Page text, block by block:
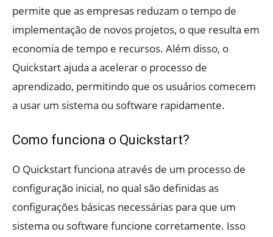
permite que as empresas reduzam o tempo de
implementação de novos projetos, o que resulta em
economia de tempo e recursos. Além disso, o
Quickstart ajuda a acelerar o processo de
aprendizado, permitindo que os usuários comecem
a usar um sistema ou software rapidamente.
Como funciona o Quickstart?
O Quickstart funciona através de um processo de
configuração inicial, no qual são definidas as
configurações básicas necessárias para que um
sistema ou software funcione corretamente. Isso